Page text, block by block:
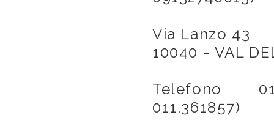
Via Lanzo 43
10040 - VAL
Telefono
011.361857)